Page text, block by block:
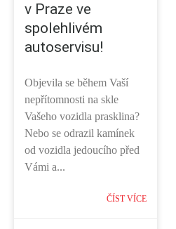
v Praze ve
spolehlivém
autoservisu!
Objevila se během Vaší
nepřítomnosti na skle
Vašeho vozidla prasklina?
Nebo se odrazil kamínek
od vozidla jedoucího před
Vámi a...
ČÍST VÍCE